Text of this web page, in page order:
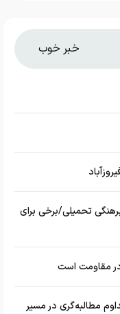
خبر خوب
تحمیلی/برخی برای
در مقاومت است
مطالبه‌گری در مسیر